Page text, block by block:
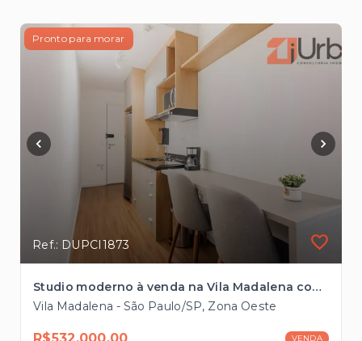
Pronto para morar
Ref.: DUPCI1873
Studio moderno à venda na Vila Madalena com 33m² próximo ao Metrô
Vila Madalena - São Paulo/SP, Zona Oeste
VENDA